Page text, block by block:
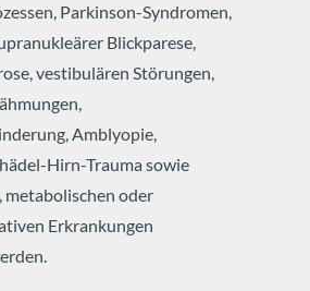
Parkinson-Syndromen,
Blickparese,
vestibulären Störungen,
Amblyopie,
Hirn-Trauma sowie
metabolischen oder
Erkrankungen